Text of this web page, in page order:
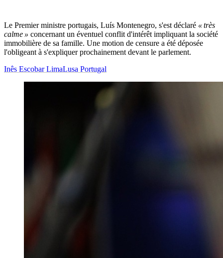
Le Premier ministre portugais, Luís Montenegro, s'est déclaré « très
calme » concernant un éventuel conflit d'intérêt impliquant la société
immobilière de sa famille. Une motion de censure a été déposée
l'obligeant à s'expliquer prochainement devant le parlement.
Inês Escobar LimaLusa Portugal